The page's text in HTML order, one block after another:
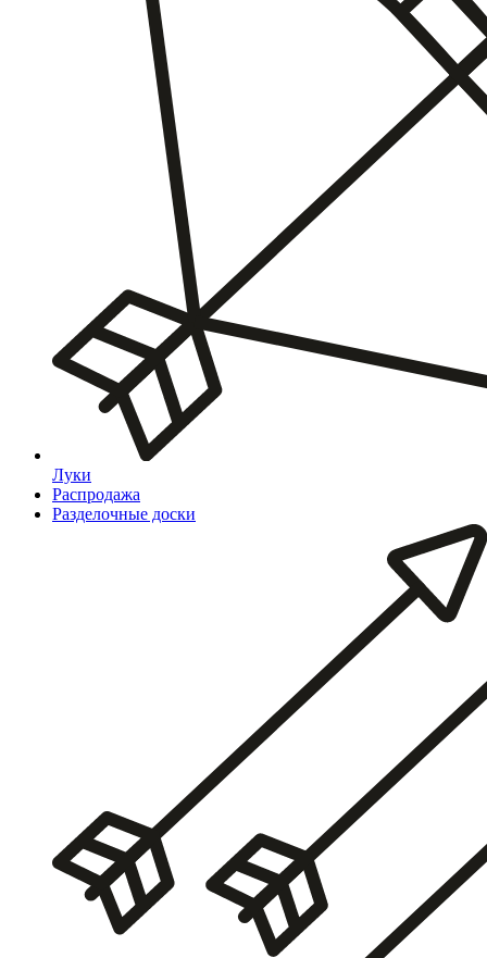
Луки
Распродажа
Разделочные доски